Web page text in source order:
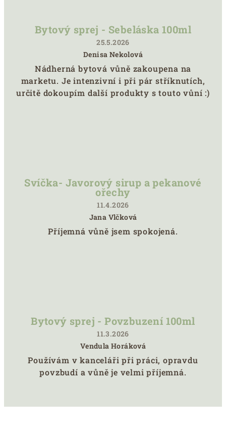
Bytový sprej - Sebeláska 100ml
Hodnocení
produktu
je
5
z
Denisa Nekolová
25.5.2026
Nádherná bytová vůně zakoupena na
marketu. Je intenzivní i při pár stříknutích,
určitě dokoupím další produkty s touto vůní :)
Svíčka- Javorový sirup a pekanové
ořechy
Hodnocení
produktu
Jana Vlčková
11.4.2026
Příjemná vůně jsem spokojená.
Bytový sprej - Povzbuzení 100ml
Hodnocení
produktu
je
hvězdiček.
Vendula Horáková
11.3.2026
Používám v kanceláři při práci, opravdu
povzbudí a vůně je velmi příjemná.